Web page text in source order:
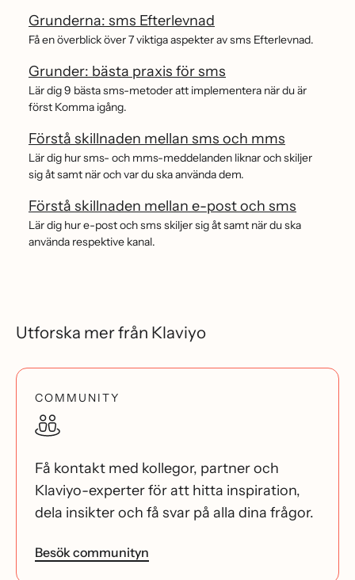
Grunderna: sms Efterlevnad
Få en överblick över 7 viktiga aspekter av sms Efterlevnad.
Grunder: bästa praxis för sms
Lär dig 9 bästa sms-metoder att implementera när du är
först Komma igång.
Förstå skillnaden mellan sms och mms
Lär dig hur sms- och mms-meddelanden liknar och skiljer
sig åt samt när och var du ska använda dem.
Förstå skillnaden mellan e-post och sms
Lär dig hur e-post och sms skiljer sig åt samt när du ska
använda respektive kanal.
Utforska mer från Klaviyo
COMMUNITY
Få kontakt med kollegor, partner och
Klaviyo-experter för att hitta inspiration,
dela insikter och få svar på alla dina frågor.
Besök communityn